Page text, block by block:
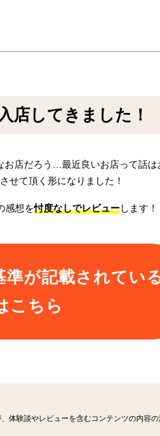
店してきました！
店だろう…最近良いお店って話
せて頂く形になりました！
感想を忖度なしでレビューします
が記載されてい
こちら
体験談やレビューを含むコンテンツの内容